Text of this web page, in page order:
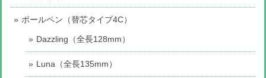
ボールペン（替芯タイプ4C）
Dazzling（全長128mm）
Luna（全長135mm）